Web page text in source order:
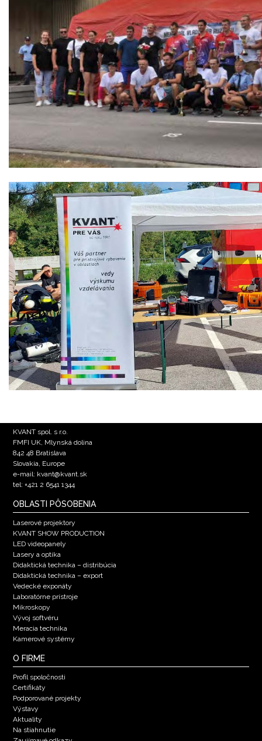
KVANT spol. s r.o.
FMFI UK, Mlynská dolina
842 48 Bratislava
Slovakia, Europe
e-mail: kvant@kvant.sk
tel: +421 2 6541 1344
OBLASTI PÔSOBENIA
Laserové projektory
KVANT SHOW PRODUCTION
LED videopanely
Lasery a optika
Didaktická technika – distribúcia
Didaktická technika – export
Vedecké exponáty
Laboratórne prístroje
Mikroskopy
Vývoj softvéru
Meracia technika
Kamerové systémy
O FIRME
Profil spoločnosti
Certifikáty
Podporované projekty
Výstavy
Aktuality
Na stiahnutie